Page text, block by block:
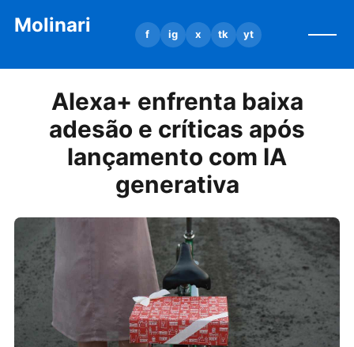
Molinari f ig x tk yt
Alexa+ enfrenta baixa
adesão e críticas após
lançamento com IA
generativa